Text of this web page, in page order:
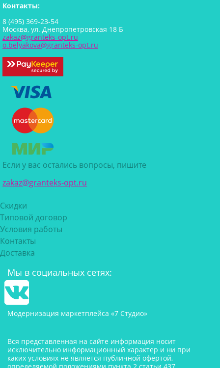
Контакты:
8 (495) 369-23-54
Москва, ул. Днепропетровская 18 Б
zakaz@granteks-opt.ru
o.belyakova@granteks-opt.ru
Если у вас остались вопросы, пишите
zakaz@granteks-opt.ru
Скидки
Типовой договор
Условия работы
Контакты
Доставка
Мы в социальных сетях:
Модернизация маркетплейса «7 Студио»
Вся представленная на сайте информация носит
исключительно информационный характер и ни при
каких условиях не является публичной офертой,